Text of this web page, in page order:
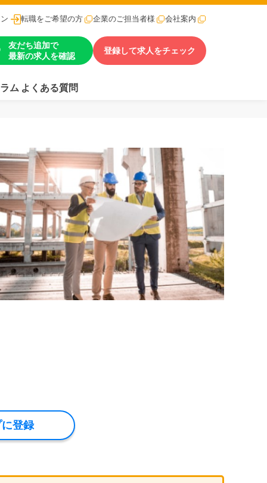
転職をご希望の方 企業のご担当者様 会社案内
友だち追加で
最新の求人を確認
登録して求人をチェック
ム よくある質問